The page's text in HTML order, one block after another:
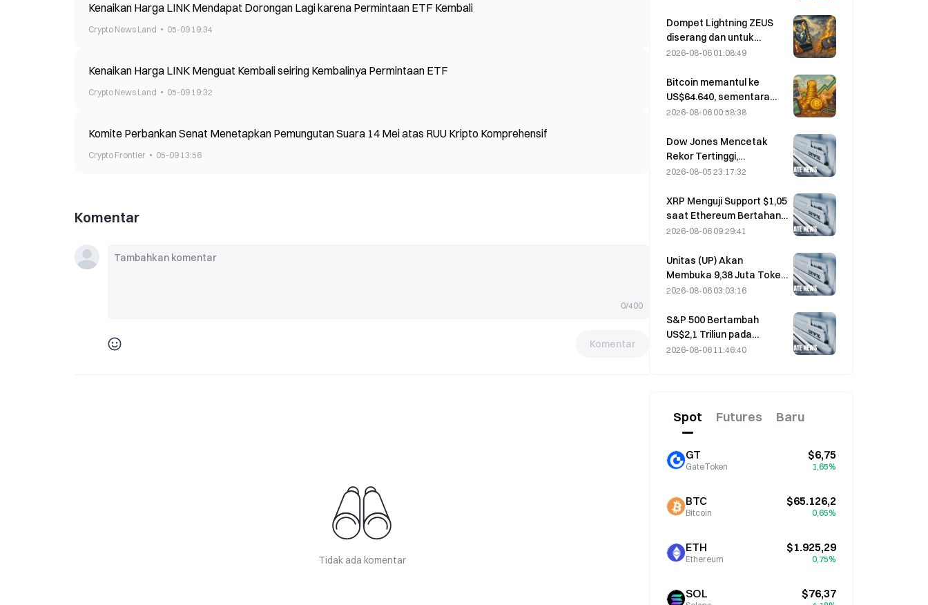
Kenaikan Harga LINK Mendapat Dorongan Lagi karena Permintaan ETF Kembali
Crypto News Land 05-09 19:34
Kenaikan Harga LINK Menguat Kembali seiring Kembalinya Permintaan ETF
Crypto News Land 05-09 19:32
Komite Perbankan Senat Menetapkan Pemungutan Suara 14 Mei atas RUU Kripto Komprehensif
Crypto Frontier 05-09 13:56
Komentar
0/400
Komentar
Tidak ada komentar
Block menaikkan
ekspektasi kinerjanya
untuk tahun penuh 2026
Dompet Lightning ZEUS
diserang dan untuk
sementara offline; pihak
dana pengguna tidak
hilang.
2026-08-06 01:08:49
Bitcoin memantul ke
US$64.640, sementara
kerentanan Coldcard
dompet aktif ke level
tertinggi dalam tiga bulan
2026-08-06 00:58:38
Dow Jones Mencetak
Rekor Tertinggi,
Memperpanjang Reli
Perdagangan Semalam;
Investasi AI Mendorong
Kenaikan
2026-08-05 23:17:32
XRP Menguji Support $1,05
saat Ethereum Bertahan
di $1.908 di Tengah
2026-08-06 09:29:41
Unitas (UP) Akan
Membuka 9,38 Juta Token
Senilai 3,18 Juta Dolar AS
2026-08-06 03:03:16
S&P 500 Bertambah
US$2,1 Triliun pada
Agustus, Naik 3,12%,
2026-08-06 11:46:40
Spot Futures Baru
GT
GateToken
$6,75
1,65%
BTC
Bitcoin
$65.126,2
0,65%
ETH
Ethereum
$1.925,29
0,75%
SOL $76,37